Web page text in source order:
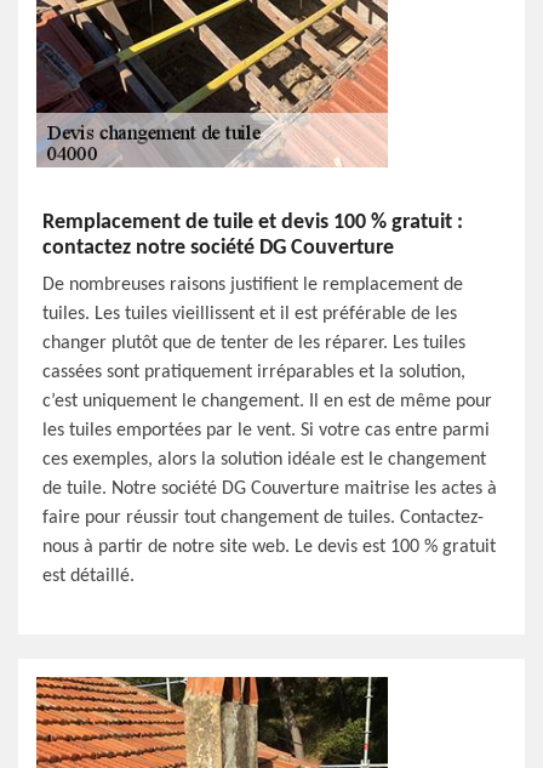
Remplacement de tuile et devis 100 % gratuit :
contactez notre société DG Couverture
De nombreuses raisons justifient le remplacement de
tuiles. Les tuiles vieillissent et il est préférable de les
changer plutôt que de tenter de les réparer. Les tuiles
cassées sont pratiquement irréparables et la solution,
c’est uniquement le changement. Il en est de même pour
les tuiles emportées par le vent. Si votre cas entre parmi
ces exemples, alors la solution idéale est le changement
de tuile. Notre société DG Couverture maitrise les actes à
faire pour réussir tout changement de tuiles. Contactez-
nous à partir de notre site web. Le devis est 100 % gratuit
est détaillé.